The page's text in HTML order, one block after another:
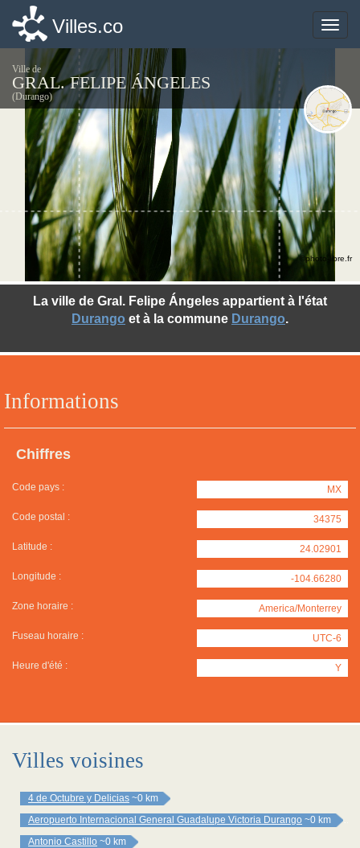
Toggle
Villes.co
Ville de
GRAL. FELIPE ÁNGELES
(Durango)
Informations
Chiffres
Code pays : MX
Code postal : 34375
Latitude : 24.02901
Longitude : -104.66280
Zone horaire : America/Monterrey
Fuseau horaire : UTC-6
Heure d'été : Y
La ville de Gral. Felipe Ángeles appartient à l'état
Durango et à la commune Durango.
©photo-libre.fr
Villes voisines
4 de Octubre y Delicias ~0 km
Aeropuerto Internacional General Guadalupe Victoria Durango ~0 km
Antonio Castillo ~0 km
Toggle
Villes.co